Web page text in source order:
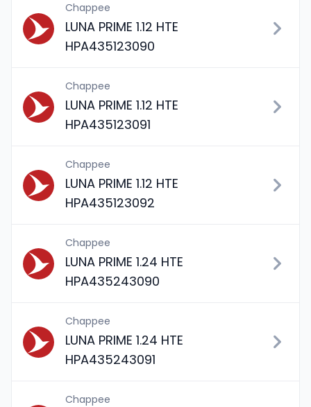
Chappee
LUNA PRIME 1.12 HTE
HPA435123090
Chappee
LUNA PRIME 1.12 HTE
HPA435123091
Chappee
LUNA PRIME 1.12 HTE
HPA435123092
Chappee
LUNA PRIME 1.24 HTE
HPA435243090
Chappee
LUNA PRIME 1.24 HTE
HPA435243091
Chappee